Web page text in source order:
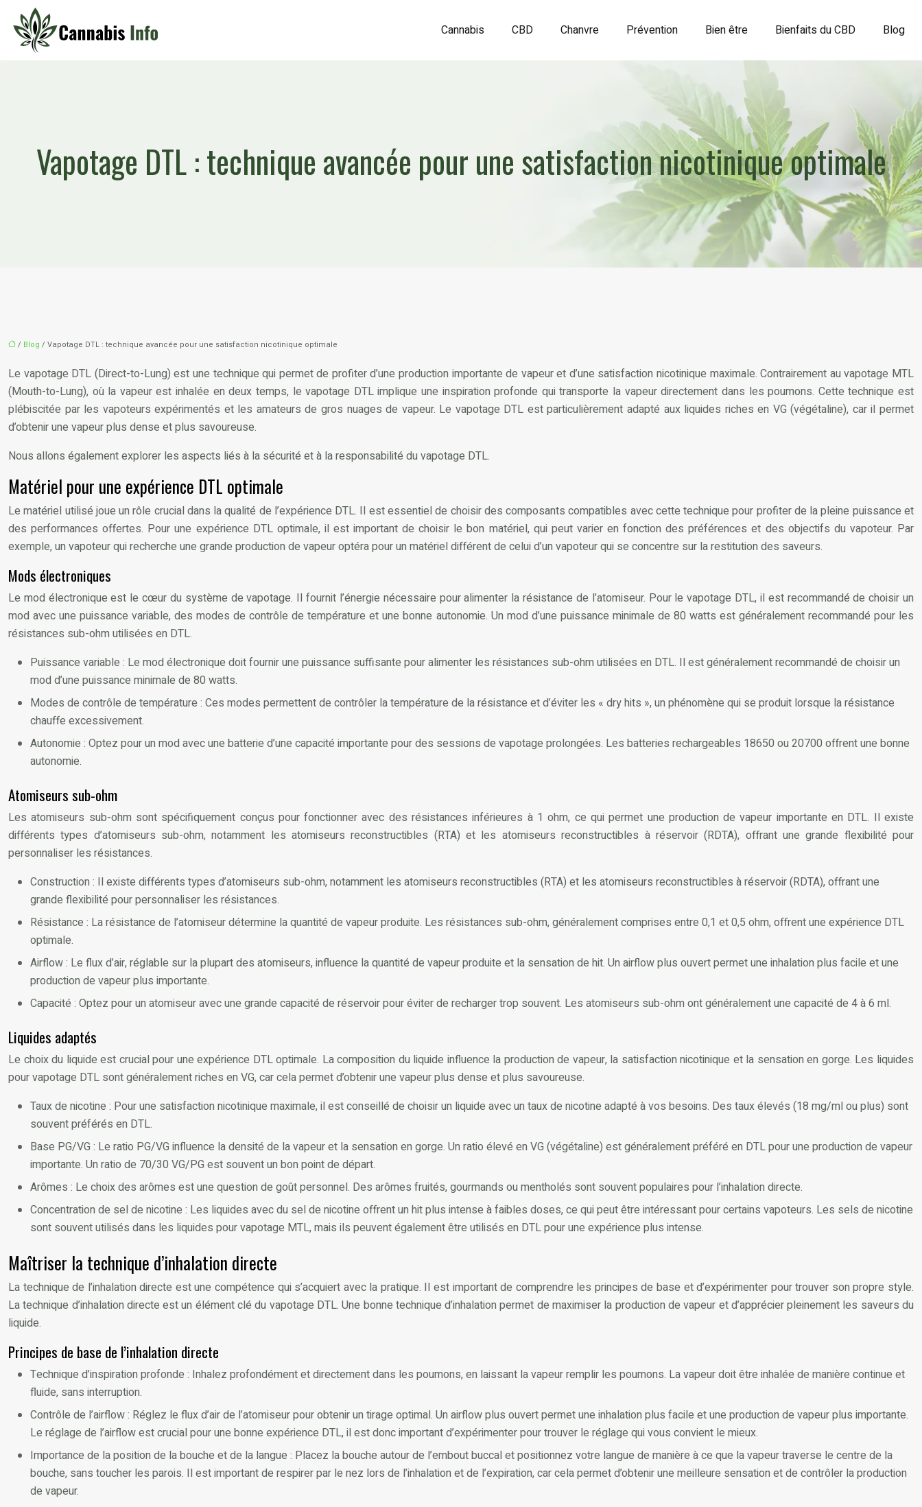
Cannabis CBD Chanvre Prévention Bien être Bienfaits du CBD Blog
Vapotage DTL : technique avancée pour une satisfaction nicotinique optimale
/ Blog / Vapotage DTL : technique avancée pour une satisfaction nicotinique optimale
Le vapotage DTL (Direct-to-Lung) est une technique qui permet de profiter d’une production importante de vapeur et d’une satisfaction nicotinique maximale. Contrairement au vapotage MTL
(Mouth-to-Lung), où la vapeur est inhalée en deux temps, le vapotage DTL implique une inspiration profonde qui transporte la vapeur directement dans les poumons. Cette technique est
plébiscitée par les vapoteurs expérimentés et les amateurs de gros nuages de vapeur. Le vapotage DTL est particulièrement adapté aux liquides riches en VG (végétaline), car il permet
d’obtenir une vapeur plus dense et plus savoureuse.
Nous allons également explorer les aspects liés à la sécurité et à la responsabilité du vapotage DTL.
Matériel pour une expérience DTL optimale
Le matériel utilisé joue un rôle crucial dans la qualité de l’expérience DTL. Il est essentiel de choisir des composants compatibles avec cette technique pour profiter de la pleine puissance et
des performances offertes. Pour une expérience DTL optimale, il est important de choisir le bon matériel, qui peut varier en fonction des préférences et des objectifs du vapoteur. Par
exemple, un vapoteur qui recherche une grande production de vapeur optéra pour un matériel différent de celui d’un vapoteur qui se concentre sur la restitution des saveurs.
Mods électroniques
Le mod électronique est le cœur du système de vapotage. Il fournit l’énergie nécessaire pour alimenter la résistance de l’atomiseur. Pour le vapotage DTL, il est recommandé de choisir un
mod avec une puissance variable, des modes de contrôle de température et une bonne autonomie. Un mod d’une puissance minimale de 80 watts est généralement recommandé pour les
résistances sub-ohm utilisées en DTL.
Puissance variable : Le mod électronique doit fournir une puissance suffisante pour alimenter les résistances sub-ohm utilisées en DTL. Il est généralement recommandé de choisir un
mod d’une puissance minimale de 80 watts.
Modes de contrôle de température : Ces modes permettent de contrôler la température de la résistance et d’éviter les « dry hits », un phénomène qui se produit lorsque la résistance
chauffe excessivement.
Autonomie : Optez pour un mod avec une batterie d’une capacité importante pour des sessions de vapotage prolongées. Les batteries rechargeables 18650 ou 20700 offrent une bonne
autonomie.
Atomiseurs sub-ohm
Les atomiseurs sub-ohm sont spécifiquement conçus pour fonctionner avec des résistances inférieures à 1 ohm, ce qui permet une production de vapeur importante en DTL. Il existe
différents types d’atomiseurs sub-ohm, notamment les atomiseurs reconstructibles (RTA) et les atomiseurs reconstructibles à réservoir (RDTA), offrant une grande flexibilité pour
personnaliser les résistances.
Construction : Il existe différents types d’atomiseurs sub-ohm, notamment les atomiseurs reconstructibles (RTA) et les atomiseurs reconstructibles à réservoir (RDTA), offrant une
grande flexibilité pour personnaliser les résistances.
Résistance : La résistance de l’atomiseur détermine la quantité de vapeur produite. Les résistances sub-ohm, généralement comprises entre 0,1 et 0,5 ohm, offrent une expérience DTL
optimale.
Airflow : Le flux d’air, réglable sur la plupart des atomiseurs, influence la quantité de vapeur produite et la sensation de hit. Un airflow plus ouvert permet une inhalation plus facile et une
production de vapeur plus importante.
Capacité : Optez pour un atomiseur avec une grande capacité de réservoir pour éviter de recharger trop souvent. Les atomiseurs sub-ohm ont généralement une capacité de 4 à 6 ml.
Liquides adaptés
Le choix du liquide est crucial pour une expérience DTL optimale. La composition du liquide influence la production de vapeur, la satisfaction nicotinique et la sensation en gorge. Les liquides
pour vapotage DTL sont généralement riches en VG, car cela permet d’obtenir une vapeur plus dense et plus savoureuse.
Taux de nicotine : Pour une satisfaction nicotinique maximale, il est conseillé de choisir un liquide avec un taux de nicotine adapté à vos besoins. Des taux élevés (18 mg/ml ou plus) sont
souvent préférés en DTL.
Base PG/VG : Le ratio PG/VG influence la densité de la vapeur et la sensation en gorge. Un ratio élevé en VG (végétaline) est généralement préféré en DTL pour une production de vapeur
importante. Un ratio de 70/30 VG/PG est souvent un bon point de départ.
Arômes : Le choix des arômes est une question de goût personnel. Des arômes fruités, gourmands ou mentholés sont souvent populaires pour l’inhalation directe.
Concentration de sel de nicotine : Les liquides avec du sel de nicotine offrent un hit plus intense à faibles doses, ce qui peut être intéressant pour certains vapoteurs. Les sels de nicotine
sont souvent utilisés dans les liquides pour vapotage MTL, mais ils peuvent également être utilisés en DTL pour une expérience plus intense.
Maîtriser la technique d’inhalation directe
La technique de l’inhalation directe est une compétence qui s’acquiert avec la pratique. Il est important de comprendre les principes de base et d’expérimenter pour trouver son propre style.
La technique d’inhalation directe est un élément clé du vapotage DTL. Une bonne technique d’inhalation permet de maximiser la production de vapeur et d’apprécier pleinement les saveurs du
liquide.
Principes de base de l’inhalation directe
Technique d’inspiration profonde : Inhalez profondément et directement dans les poumons, en laissant la vapeur remplir les poumons. La vapeur doit être inhalée de manière continue et
fluide, sans interruption.
Contrôle de l’airflow : Réglez le flux d’air de l’atomiseur pour obtenir un tirage optimal. Un airflow plus ouvert permet une inhalation plus facile et une production de vapeur plus importante.
Le réglage de l’airflow est crucial pour une bonne expérience DTL, il est donc important d’expérimenter pour trouver le réglage qui vous convient le mieux.
Importance de la position de la bouche et de la langue : Placez la bouche autour de l’embout buccal et positionnez votre langue de manière à ce que la vapeur traverse le centre de la
bouche, sans toucher les parois. Il est important de respirer par le nez lors de l’inhalation et de l’expiration, car cela permet d’obtenir une meilleure sensation et de contrôler la production
de vapeur.